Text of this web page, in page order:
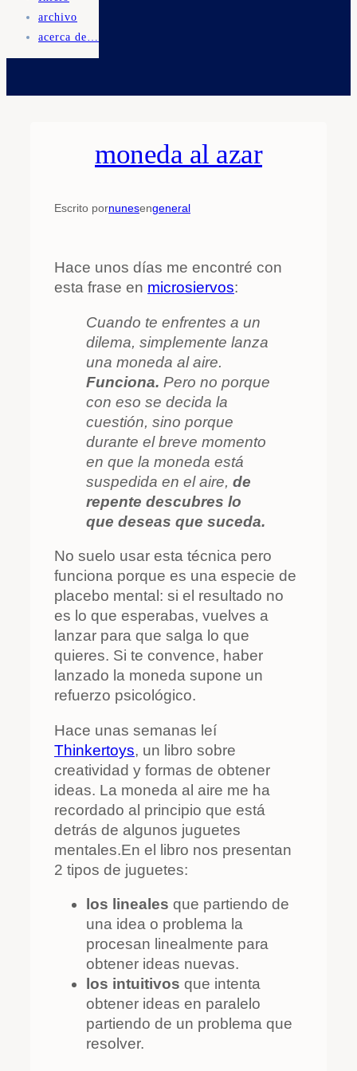
archivo
acerca de…
moneda al azar
Escrito pornunesengeneral
Hace unos días me encontré con
esta frase en microsiervos:
Cuando te enfrentes a un
dilema, simplemente lanza
una moneda al aire.
Funciona. Pero no porque
con eso se decida la
cuestión, sino porque
durante el breve momento
en que la moneda está
suspedida en el aire, de
repente descubres lo
que deseas que suceda.
No suelo usar esta técnica pero
funciona porque es una especie de
placebo mental: si el resultado no
es lo que esperabas, vuelves a
lanzar para que salga lo que
quieres. Si te convence, haber
lanzado la moneda supone un
refuerzo psicológico.
Hace unas semanas leí
Thinkertoys, un libro sobre
creatividad y formas de obtener
ideas. La moneda al aire me ha
recordado al principio que está
detrás de algunos juguetes
mentales.En el libro nos presentan
2 tipos de juguetes:
los lineales que partiendo de
una idea o problema la
procesan linealmente para
obtener ideas nuevas.
los intuitivos que intenta
obtener ideas en paralelo
partiendo de un problema que
resolver.